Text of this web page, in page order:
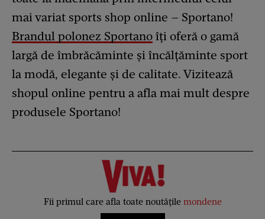
mai variat sports shop online – Sportano!
Brandul polonez Sportano îți oferă o gamă
largă de îmbrăcăminte și încălțăminte sport
la modă, elegante și de calitate. Vizitează
shopul online pentru a afla mai mult despre
produsele Sportano!
Fii primul care afla toate noutățile mondene